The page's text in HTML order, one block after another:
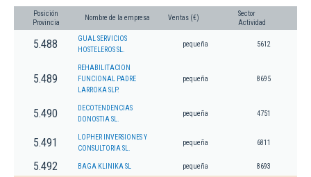
Posición
Provincia
Nombre de la empresa Ventas (€)
Sector
Actividad
5.488
GUAL SERVICIOS
HOSTELEROS SL.
pequeña 5612
5.489
REHABILITACION
FUNCIONAL PADRE
LARROKA SLP.
pequeña 8695
5.490
DECOTENDENCIAS
DONOSTIA SL.
pequeña 4751
5.491
LOPHER INVERSIONES Y
CONSULTORIA SL.
pequeña 6811
5.492 BAGA KLINIKA SL pequeña 8693